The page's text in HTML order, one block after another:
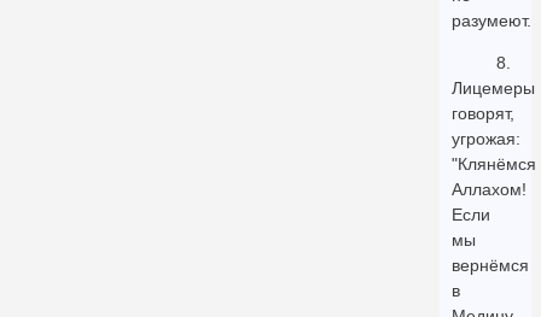
разумеют.
8.
Лицемеры
говорят,
угрожая:
"Клянёмся
Аллахом!
Если
мы
вернёмся
в